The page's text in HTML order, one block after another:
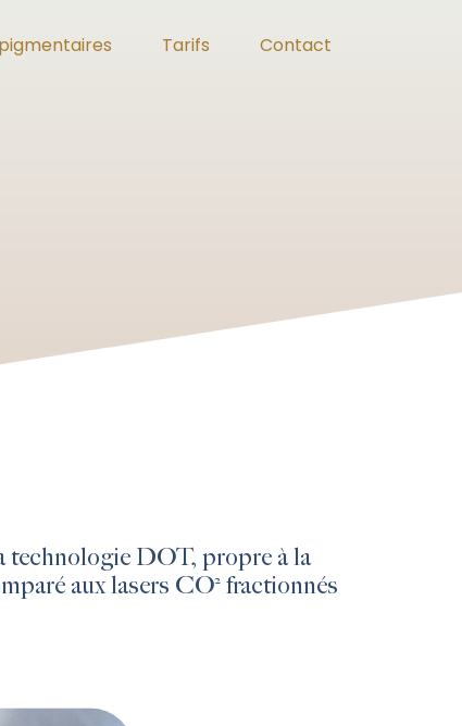
Tarifs Contact
DOT, propre à la
aux lasers CO² fractionnés